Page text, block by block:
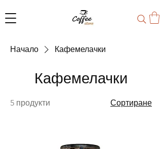
Начало Кафемелачки
Кафемелачки
5 продукти Сортиране